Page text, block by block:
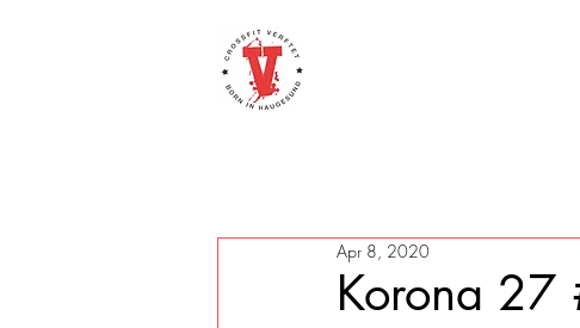
Korona 27
Apr 8, 2020